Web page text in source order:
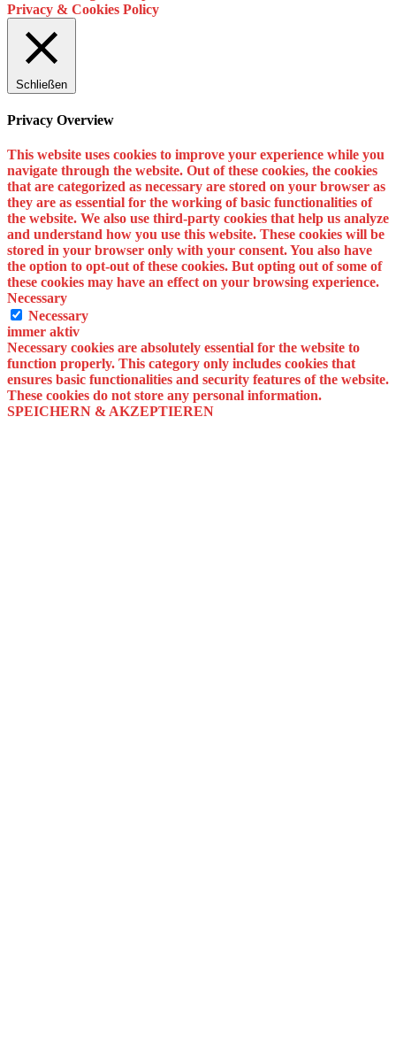
Privacy & Cookies Policy
Schließen
Privacy Overview
This website uses cookies to improve your experience while you
navigate through the website. Out of these cookies, the cookies
that are categorized as necessary are stored on your browser as
they are as essential for the working of basic functionalities of
the website. We also use third-party cookies that help us analyze
and understand how you use this website. These cookies will be
stored in your browser only with your consent. You also have
the option to opt-out of these cookies. But opting out of some of
these cookies may have an effect on your browsing experience.
Necessary
Necessary
immer aktiv
Necessary cookies are absolutely essential for the website to
function properly. This category only includes cookies that
ensures basic functionalities and security features of the website.
These cookies do not store any personal information.
SPEICHERN & AKZEPTIEREN